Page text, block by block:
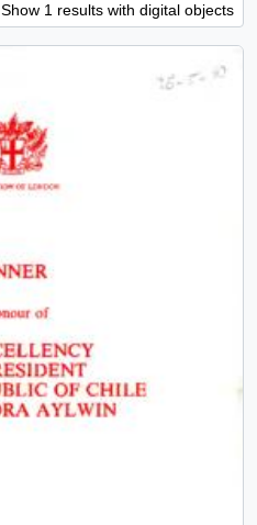
Show 1 results with digital objects